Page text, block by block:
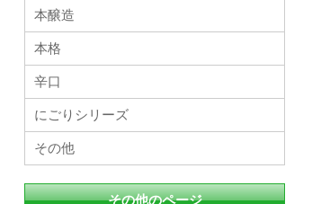
本醸造
本格
辛口
にごりシリーズ
その他
その他のページ